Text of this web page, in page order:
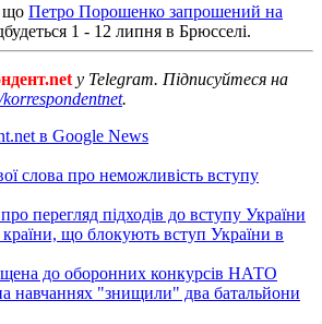
що Петро Порошенко запрошений на
1 - 12 липня в Брюсселі.
у Telegram. Підписуйтеся на
.
в Google News
слова про неможливість вступу
перегляд підходів до вступу України
що блокують вступ України в
до оборонних конкурсів НАТО
навчаннях "знищили" два батальйони